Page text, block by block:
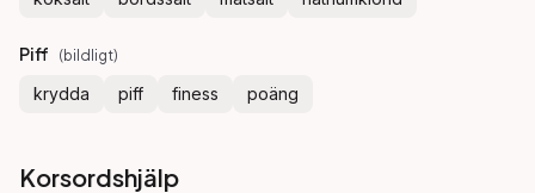
Piff (bildligt)
krydda piff finess poäng
Korsordshjälp